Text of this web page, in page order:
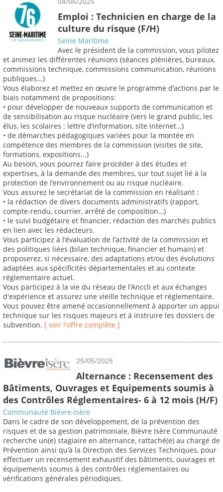
Emploi : Technicien en charge de la
culture du risque (F/H)
Seine Maritime
Avec le président de la commission, vous pilotez
et animez les différentes réunions (séances plénières, bureaux,
commissions technique, commissions communication, réunions
publiques...)
Vous élaborez et mettez en œuvre le programme d’actions par le
biais notamment de propositions:
• pour développer de nouveaux supports de communication et
de sensibilisation au risque nucléaire (vers le grand public, les
élus, les scolaires : lettre d’information, site internet…)
• de démarches pédagogiques variées pour la montée en
compétence des membres de la commission (visites de site,
formations, expositions...)
Au besoin, vous pourrez faire procéder à des études et
expertises, à la demande des membres, sur tout sujet lié à la
protection de l’environnement ou au risque nucléaire.
Vous assurez le secrétariat de la commission en réalisant :
• la rédaction de divers documents administratifs (rapport,
compte-rendu, courrier, arrêté de composition…)
• le suivi budgétaire et financier, rédaction des marchés publics
en lien avec les rédacteurs.
Vous participez à l’évaluation de l’activité de la commission et
des politiques liées (bilan technique, financier et humain) et
proposerez, si nécessaire, des adaptations et/ou des évolutions
adaptées aux spécificités départementales et au contexte
réglementaire actuel.
Vous participez à la vie du réseau de l’Anccli et aux échanges
d'expérience et assurez une vieille technique et réglementaire.
Vous pouvez être amené occasionnellement à apporter un appui
technique sur les risques majeurs et à instruire les dossiers de
subvention. [ voir l'offre complète ]
25/05/2025
Alternance : Recensement des
Bâtiments, Ouvrages et Equipements soumis à
des Contrôles Réglementaires- 6 à 12 mois (H/F)
Communauté Bièvre-Isère
Dans le cadre de son développement, de la prévention des
risques et de sa gestion patrimoniale, Bièvre Isère Communauté
recherche un(e) stagiaire en alternance, rattaché(e) au chargé de
Prévention ainsi qu’à la Direction des Services Techniques, pour
effectuer un recensement exhaustif des bâtiments, ouvrages et
équipements soumis à des contrôles réglementaires ou
vérifications générales périodiques.